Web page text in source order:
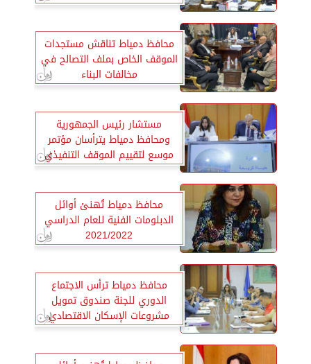
محافظ دمياط تناقش مستجدات
الموقف الخاص بملف التصالح في
مخالفات البناء
مستشار رئيس الجمهورية
ومحافظ دمياط يترأسان مؤتمر
موسع لتقييم الموقف التنفيذي
محافظ دمياط تُهنئ أوائل
الدبلومات الفنية للعام الدراسي
2021/2022
محافظ دمياط ترأس الاجتماع
الدوري للجنة صندوق تمويل
مشروعات الإسكان الاقتصادي